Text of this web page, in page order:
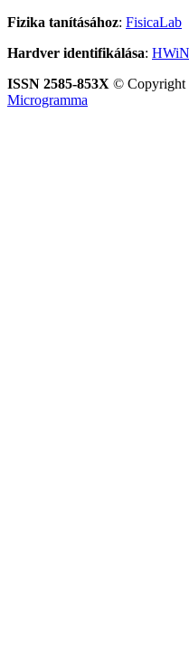
Fizika tanításához: FisicaLab
Hardver identifikálása:
ISSN 2585-853X © Copyright
Microgramma